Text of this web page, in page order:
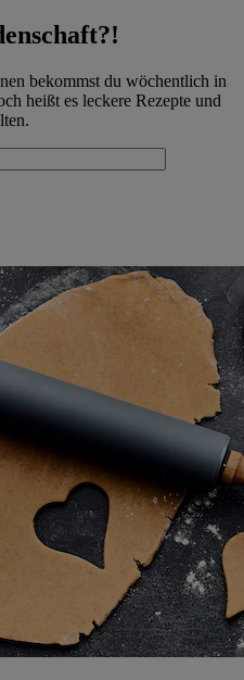
bekommst du wöchentlich in
heißt es leckere Rezepte und